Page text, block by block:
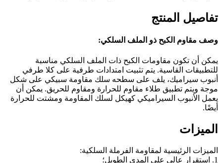
تفاصيل المنتج
وصف مقاوم الكبح ذو الملف السلكي:
يمكن أن تكون مقاومات الكبح ذات الملف السلكي مناسبة
للتطبيقات القاسية. يتم تثبيت امتدادات طرفية على كلا طرفي
أنبوب سيراميك، يلف على سطحه سلك مقاومة سبيكي على شكل
موجة ويتم تطبيق طلاء مقاوم للحرارة ومقاوم للحريق. يمكن أن
يعمل الأنبوب السيراميكي كهيكل لسلك المقاومة ومشتت للحرارة
أيضًا.
الميزات
الميزات الرئيسية لمقاومة الفرملة السلكية:
1. استقرار عالي على المدى الطويل؛